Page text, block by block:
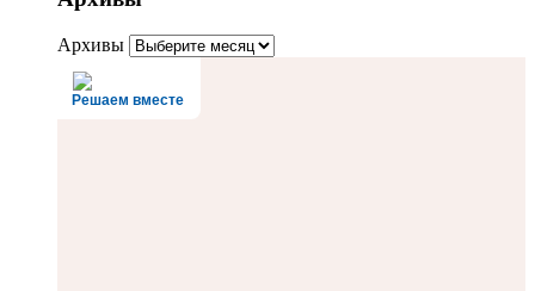
Архивы
Решаем вместе